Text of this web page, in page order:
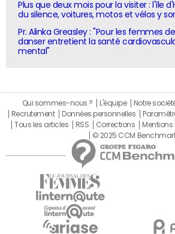
Plus que deux mois pour la visiter : l'île
du silence, voitures, motos et vélos y
Pr. Alinka Greasley : "Pour les femmes
danser entretient la santé
mental"
Qui sommes-nous ? L'équipe Notre
Recrutement
Données personnelles
Tous les articles
RSS Corrections Mentions
© 2025 CCM